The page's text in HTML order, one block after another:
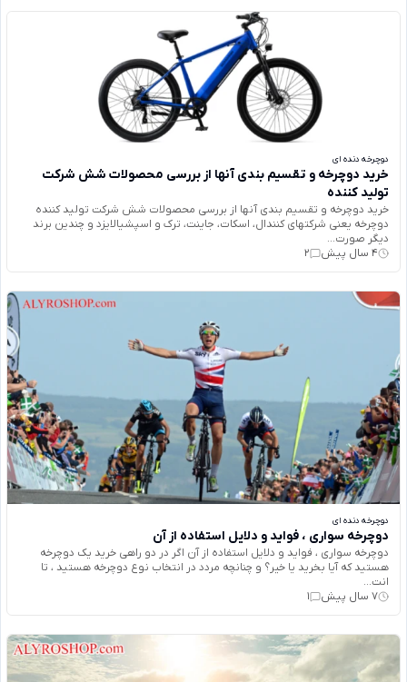
دوچرخه دنده ای
خرید دوچرخه و تقسیم بندی آنها از بررسی محصولات شش شرکت
تولید کننده
خرید دوچرخه و تقسیم بندی آنها از بررسی محصولات شش شرکت تولید کننده
دوچرخه یعنی شرکتهای کنندال، اسکات، جاینت، ترک و اسپشیالایزد و چندین برند
دیگر صورت...
4 سال پیش
2
دوچرخه دنده ای
دوچرخه سواری ، فواید و دلایل استفاده از آن
دوچرخه سواری ، فواید و دلایل استفاده از آن اگر در دو راهی خرید یک دوچرخه
هستید که آیا بخرید یا خیر؟ و چنانچه مردد در انتخاب نوع دوچرخه هستید ، تا
انت...
7 سال پیش
1